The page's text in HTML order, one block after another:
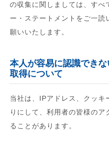
の収集に関しましては、すべ
ー・ステートメントをご一読
願いいたします。
本人が容易に認識でき
取得について
当社は、IPアドレス、クッ
りにして、利用者の皆様の
ることがあります。